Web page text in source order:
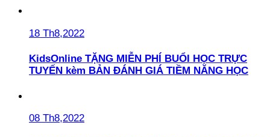
18 Th8,2022
KidsOnline TẶNG MIỄN PHÍ BUỔI HỌC TRỰC
TUYẾN kèm BẢN ĐÁNH GIÁ TIỀM NĂNG HỌC
08 Th8,2022